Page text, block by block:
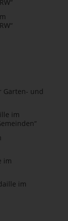
Garten- und
im
im
im